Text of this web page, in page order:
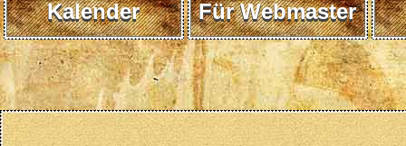
Kalender Für Webmaster